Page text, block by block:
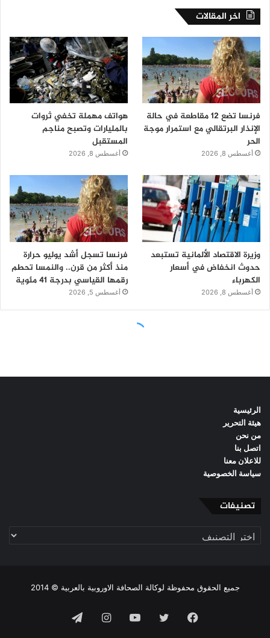
الرئيسية
هيئة التحرير
من نحن
اتصل بنا
للاعلان معنا
سياسة الخصوصية
تصنيفات
تصنيفات
جميع الحقوق محفوظة لوكالة الصحافة الاوروبية بالعربية © 2014
فيسبوك تويتر يوتيوبانستقرامتيلقرام